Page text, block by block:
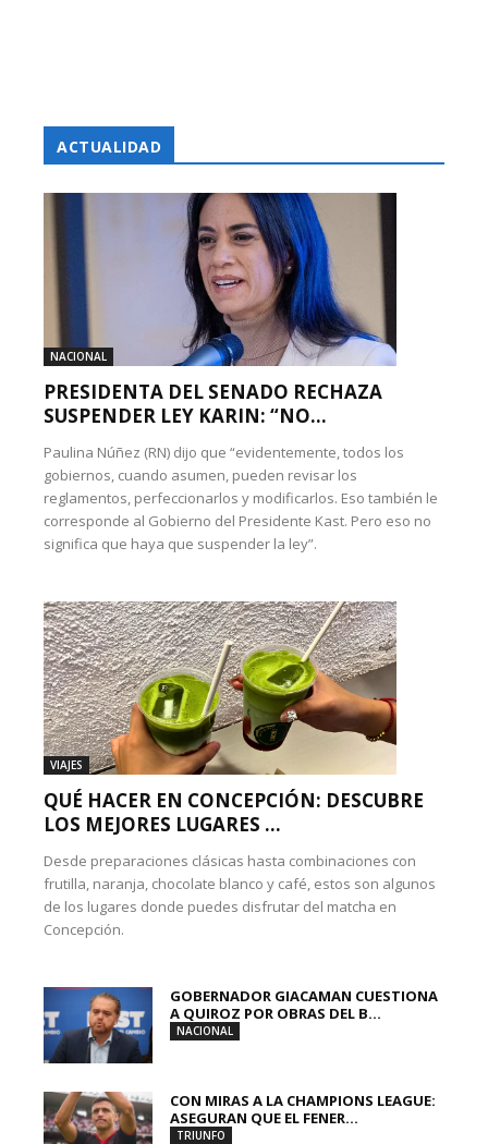
ACTUALIDAD
NACIONAL
PRESIDENTA DEL SENADO RECHAZA
SUSPENDER LEY KARIN: “NO...
Paulina Núñez (RN) dijo que “evidentemente, todos los
gobiernos, cuando asumen, pueden revisar los
reglamentos, perfeccionarlos y modificarlos. Eso también le
corresponde al Gobierno del Presidente Kast. Pero eso no
significa que haya que suspender la ley”.
VIAJES
QUÉ HACER EN CONCEPCIÓN: DESCUBRE
LOS MEJORES LUGARES ...
Desde preparaciones clásicas hasta combinaciones con
frutilla, naranja, chocolate blanco y café, estos son algunos
de los lugares donde puedes disfrutar del matcha en
Concepción.
GOBERNADOR GIACAMAN CUESTIONA
A QUIROZ POR OBRAS DEL B...
NACIONAL
CON MIRAS A LA CHAMPIONS LEAGUE:
ASEGURAN QUE EL FENER...
TRIUNFO